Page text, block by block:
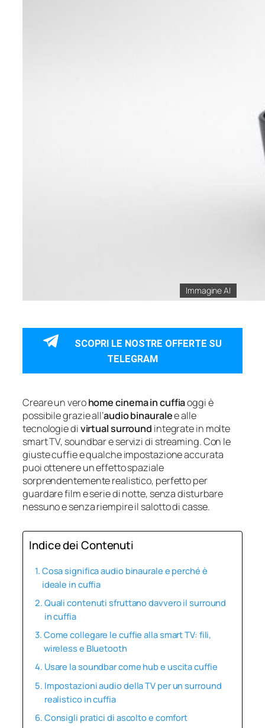
Immagine AI
SCOPRI LE NOSTRE OFFERTE SU
TELEGRAM
Creare un verohome cinema in cuffiaoggi è
possibile grazie all’audio binauralee alle
tecnologie divirtual surround integrate in molte
smart TV, soundbar e servizi di streaming. Con le
giuste cuffie e qualche impostazione accurata
puoi ottenere un effetto spaziale
sorprendentemente realistico, perfetto per
guardare film e serie di notte, senza disturbare
nessuno e senza riempire il salotto di casse.
Indice dei Contenuti
Cosa significa audio binaurale e perché è
ideale in cuffia
Quali contenuti sfruttano davvero il surround
in cuffia
Come collegare le cuffie alla smart TV: fili,
wireless e Bluetooth
Usare la soundbar come hub e uscita cuffie
Impostazioni audio della TV per un surround
realistico in cuffia
Consigli pratici di ascolto e comfort